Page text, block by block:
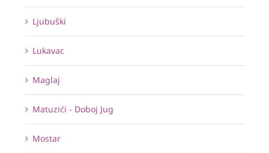
Ljubuški
Lukavac
Maglaj
Matuzići - Doboj Jug
Mostar